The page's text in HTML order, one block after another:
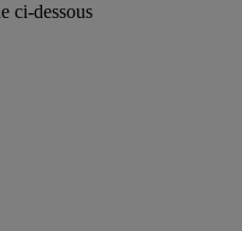
ci-dessous